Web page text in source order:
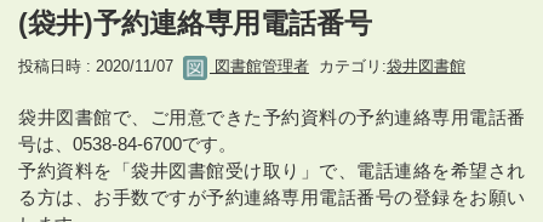
(袋井)予約連絡専用電話番号
投稿日時 : 2020/11/07 図書館管理者 カテゴリ:袋井図書館
袋井図書館で、ご用意できた予約資料の予約連絡専用電話番
号は、0538-84-6700です。
予約資料を「袋井図書館受け取り」で、電話連絡を希望され
る方は、お手数ですが予約連絡専用電話番号の登録をお願い